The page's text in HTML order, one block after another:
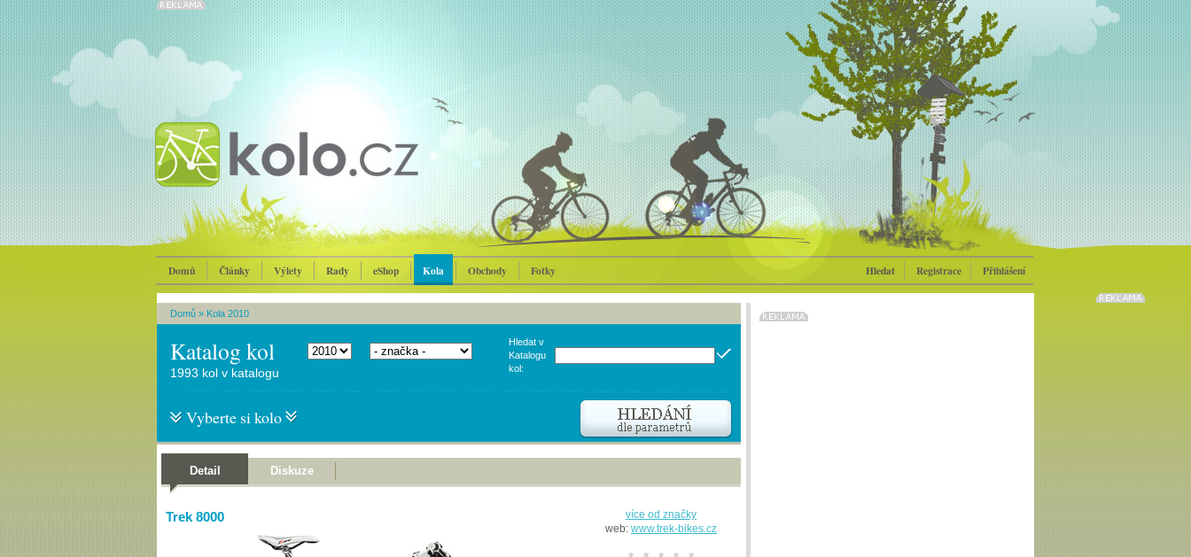
Domů Články Výlety Rady eShop Kola Obchody Fotky Hledat Registrace Přihlášení
Domů » Kola 2010
Katalog kol
Hledat v
Katalogu
kol:
1993 kol v katalogu
Vyberte si kolo
Detail Diskuze
Trek 8000
více od značky
web: www.trek-bikes.cz